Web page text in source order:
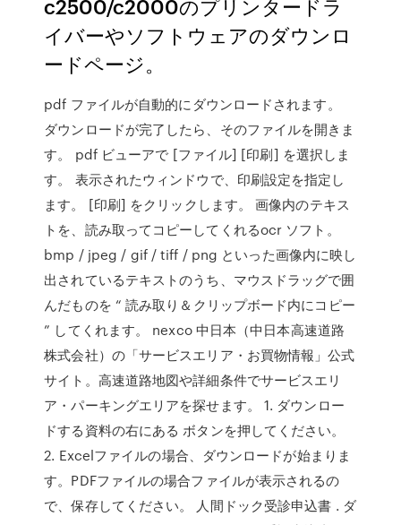
c2500/c2000のプリンタードラ
イバーやソフトウェアのダウンロ
ードページ。
pdf ファイルが自動的にダウンロードされます。
ダウンロードが完了したら、そのファイルを開きま
す。 pdf ビューアで [ファイル] [印刷] を選択しま
す。 表示されたウィンドウで、印刷設定を指定し
ます。 [印刷] をクリックします。 画像内のテキス
トを、読み取ってコピーしてくれるocr ソフト。
bmp / jpeg / gif / tiff / png といった画像内に映し
出されているテキストのうち、マウスドラッグで囲
んだものを “ 読み取り＆クリップボード内にコピー
” してくれます。 nexco 中日本（中日本高速道路
株式会社）の「サービスエリア・お買物情報」公式
サイト。高速道路地図や詳細条件でサービスエリ
ア・パーキングエリアを探せます。 1. ダウンロー
ドする資料の右にある ボタンを押してください。
2. Excelファイルの場合、ダウンロードが始まりま
す。PDFファイルの場合ファイルが表示されるの
で、保存してください。 人間ドック受診申込書 . ダ